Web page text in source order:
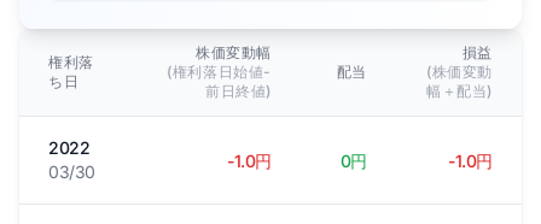
権利落
ち日
株価変動幅
(権利落日始値-
前日終値)
配当
損益
(株価変動
幅＋配当)
2022
03/30
-1.0円 0円 -1.0円